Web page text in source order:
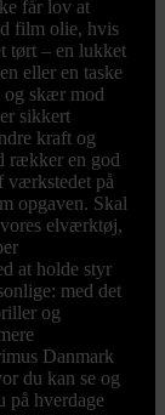
får lov at
film olie, hvis
tørt – en lukket
eller en taske
og skær mod
sikkert
kraft og
rækker en god
værkstedet på
opgaven. Skal
elværktøj,
at holde styr
med det
og
Danmark
du kan se og
på hverdage